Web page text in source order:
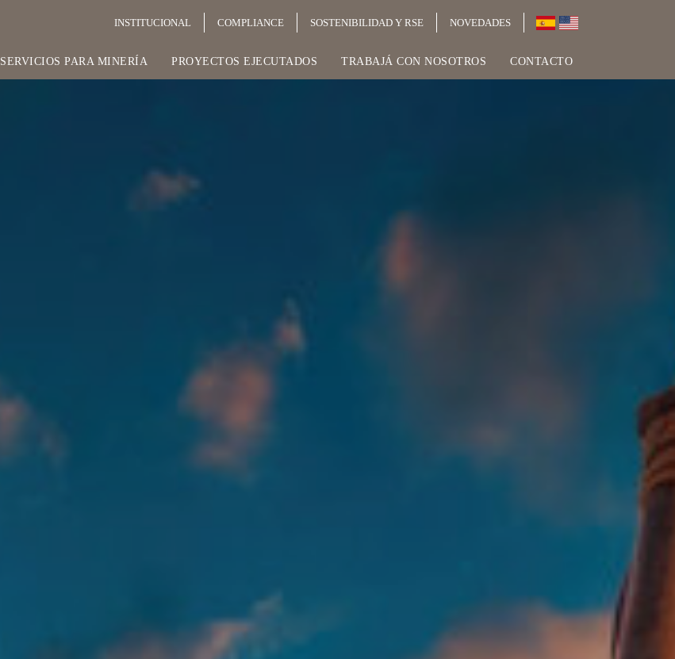
INSTITUCIONAL COMPLIANCE SOSTENIBILIDAD Y RSE NOVEDADES
SERVICIOS PARA MINERÍA PROYECTOS EJECUTADOS TRABAJÁ CON NOSOTROS CONTACTO